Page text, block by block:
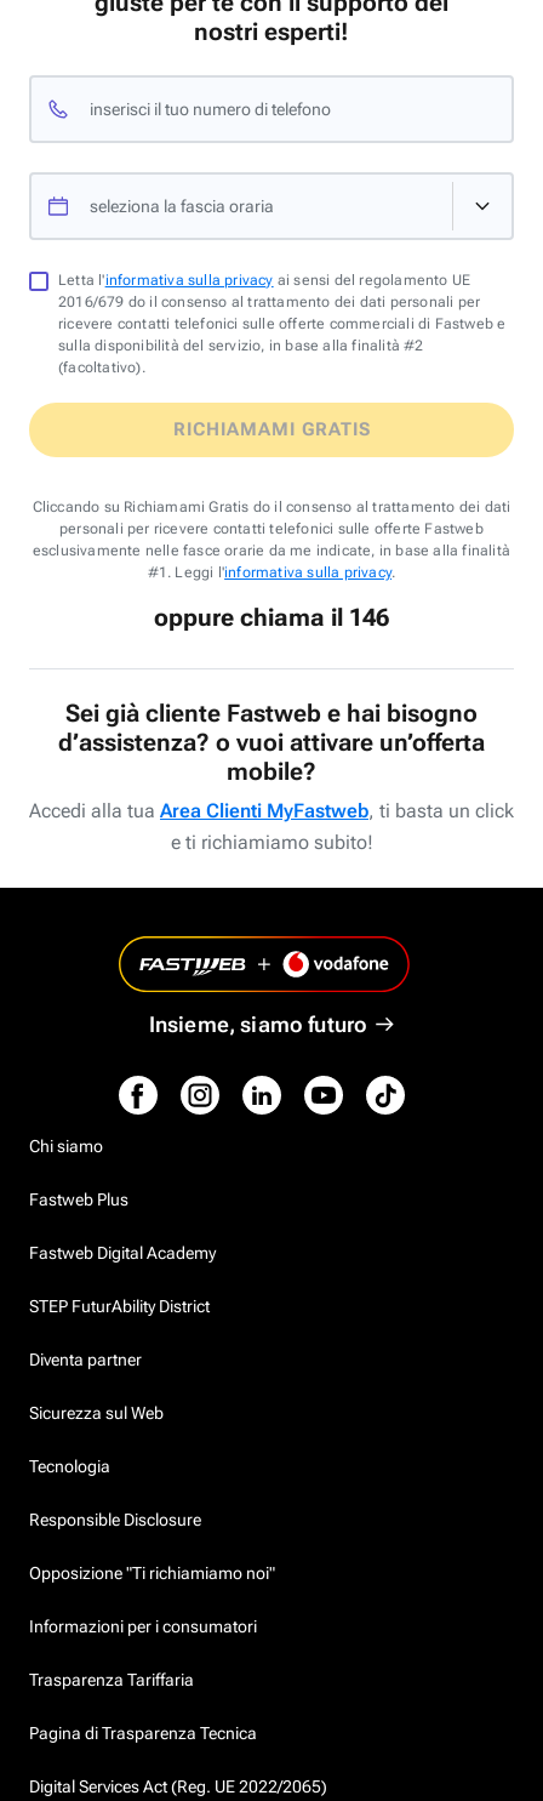
nostri esperti!
inserisci il tuo numero di telefono
seleziona la fascia oraria
Letta l'informativa sulla privacy ai sensi del regolamento UE
2016/679 do il consenso al trattamento dei dati personali per
ricevere contatti telefonici sulle offerte commerciali di Fastweb e
sulla disponibilità del servizio, in base alla finalità #2
(facoltativo).
RICHIAMAMI GRATIS
Cliccando su Richiamami Gratis do il consenso al trattamento dei dati
personali per ricevere contatti telefonici sulle offerte Fastweb
esclusivamente nelle fasce orarie da me indicate, in base alla finalità
#1. Leggi l'informativa sulla privacy.
oppure chiama il 146
Sei già cliente Fastweb e hai bisogno
d’assistenza? o vuoi attivare un’offerta
mobile?
Accedi alla tua Area Clienti MyFastweb, ti basta un click
e ti richiamiamo subito!
Insieme, siamo futuro
Chi siamo
Fastweb Plus
Fastweb Digital Academy
STEP FuturAbility District
Diventa partner
Sicurezza sul Web
Tecnologia
Responsible Disclosure
Opposizione "Ti richiamiamo noi"
Informazioni per i consumatori
Trasparenza Tariffaria
Pagina di Trasparenza Tecnica
Digital Services Act (Reg. UE 2022/2065)